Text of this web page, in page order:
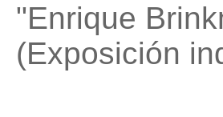
"Enrique
(Exposición